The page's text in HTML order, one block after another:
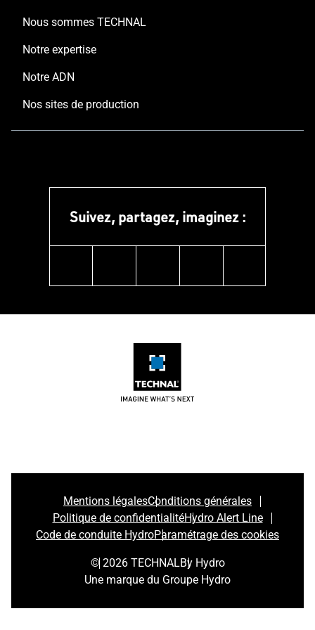
Nous sommes TECHNAL
Notre expertise
Notre ADN
Nos sites de production
Suivez, partagez, imaginez :
Mentions légalesConditions générales
Politique de confidentialitéHydro Alert Line
Code de conduite HydroParamétrage des cookies
© 2026 TECHNALBy Hydro
Une marque du Groupe Hydro